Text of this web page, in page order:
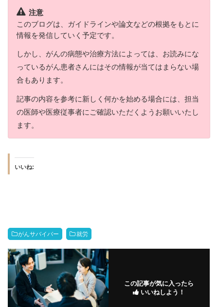
注意
このブログは、ガイドラインや論文などの根拠をもとに
情報を発信していく予定です。
しかし、がんの病態や治療方法によっては、お読みにな
っているがん患者さんにはその情報が当てはまらない場
合もあります。
記事の内容を参考に新しく何かを始める場合には、担当
の医師や医療従事者にご確認いただくようお願いいたし
ます。
いいね:
がんサバイバー 就労
この記事が気に入ったら
いいねしよう！